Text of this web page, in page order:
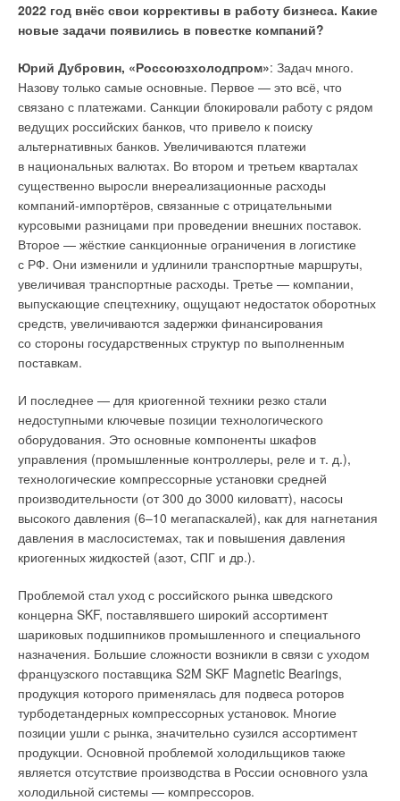
2022 год внёс свои коррективы в работу бизнеса. Какие
новые задачи появились в повестке компаний?
Юрий Дубровин, «Россоюзхолодпром»: Задач много.
Назову только самые основные. Первое — это всё, что
связано с платежами. Санкции блокировали работу с рядом
ведущих российских банков, что привело к поиску
альтернативных банков. Увеличиваются платежи
в национальных валютах. Во втором и третьем кварталах
существенно выросли внереализационные расходы
компаний-импортёров, связанные с отрицательными
курсовыми разницами при проведении внешних поставок.
Второе — жёсткие санкционные ограничения в логистике
с РФ. Они изменили и удлинили транспортные маршруты,
увеличивая транспортные расходы. Третье — компании,
выпускающие спецтехнику, ощущают недостаток оборотных
средств, увеличиваются задержки финансирования
со стороны государственных структур по выполненным
поставкам.
И последнее — для криогенной техники резко стали
недоступными ключевые позиции технологического
оборудования. Это основные компоненты шкафов
управления (промышленные контроллеры, реле и т. д.),
технологические компрессорные установки средней
производительности (от 300 до 3000 киловатт), насосы
высокого давления (6–10 мегапаскалей), как для нагнетания
давления в маслосистемах, так и повышения давления
криогенных жидкостей (азот, СПГ и др.).
Проблемой стал уход с российского рынка шведского
концерна SKF, поставлявшего широкий ассортимент
шариковых подшипников промышленного и специального
назначения. Большие сложности возникли в связи с уходом
французского поставщика S2M SKF Magnetic Bearings,
продукция которого применялась для подвеса роторов
турбодетандерных компрессорных установок. Многие
позиции ушли с рынка, значительно сузился ассортимент
продукции. Основной проблемой холодильщиков также
является отсутствие производства в России основного узла
холодильной системы — компрессоров.
требований энергетической эффективности и требований
оснащённости зданий приборами учёта используемых
разнести по другим подразделам раздела 5, не обладая
соответствующей квалификацией в области требований
энергетической эффективности зданий.
Следует отметить, что Изменения, утверждённые ПП РФ
№963, связаны с усилением роли экспертизы — первый
пункт начинается со слов: «1.Настоящее положение
устанавливает состав разделов проектной
документации, подлежащейэкспертизе…» (в
предыдущей редакции документа ссылки на экспертизу
не было) и распространяет действия предлагаемого
документа не только на строительство новых зданий (а также
при их реконструкции и капитальном ремонте), но и с
расширением распространения принятых в проектной
документации технических решений на«возможность
их реализации при эксплуатации объекта
«Состава разделов»). Делается попытка усилить внимание
к «требованиям энергетической эффективности
не сосредоточив эти требования в одном пункте (ранее это
был п. 27-1 раздел 10-1), а «размазав» их по отдельным
разделам проектной документации, посвящённым,
например, архитектурным решениям (п. 13, раздел 3,
подпункт б3); электроснабжению (п. 16, подпункты ж3 и ж4)
«в части показателя, характеризующего годовую
удельную величину расхода электроэнергии,
величины отклонения от нормируемого показателя
водоснабжению (п. 17, подпункты т4 и т5) «в части
показателя, характеризующего годовую удельную
величину расхода воды и максимально допустимой
величины отклонения от нормируемого показателя»,
не разделяя на расходы холодной и горячей воды и не
выделяя величину годового удельного расхода тепловой
энергии на горячее водоснабжение, что обязательно для
оценки потребления суммарной конечной и первичной
энергии объектом; потреблению тепловой энергии
системами отопления, вентиляции и кондиционирования